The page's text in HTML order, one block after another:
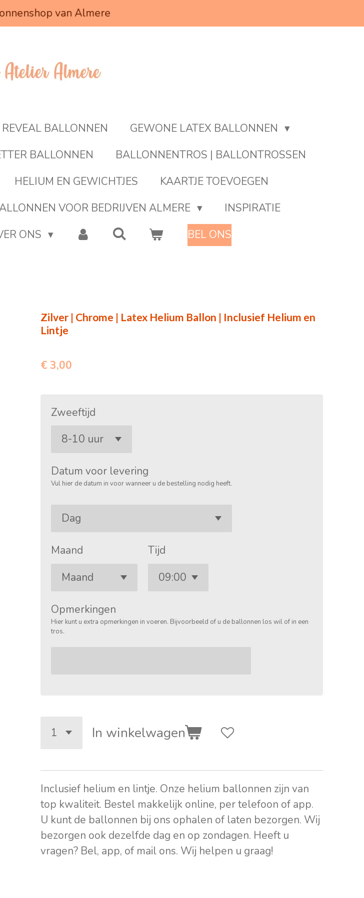
van Almere
BALLONNEN
GEWONE LATEX BALLONNEN
BALLONNEN
BALLONNENTROS | BALLONTROSSEN
HELIUM EN GEWICHTJES
KAARTJE TOEVOEGEN
VOOR BEDRIJVEN ALMERE
INSPIRATIE
ONS BEL ONS
Zilver | Chrome | Latex Helium Ballon | Inclusief Helium en
Lintje
€ 3,00
Zweeftijd
Datum voor levering
Vul hier de datum in voor wanneer u de bestelling nodig heeft.
Maand Tijd
Opmerkingen
Hier kunt u extra opmerkingen in voeren. Bijvoorbeeld of u de ballonnen los wil of in een
tros.
In winkelwagen
Inclusief helium en lintje. Onze helium ballonnen zijn van
top kwaliteit. Bestel makkelijk online, per telefoon of app.
U kunt de ballonnen bij ons ophalen of laten bezorgen. Wij
bezorgen ook dezelfde dag en op zondagen. Heeft u
vragen? Bel, app, of mail ons. Wij helpen u graag!